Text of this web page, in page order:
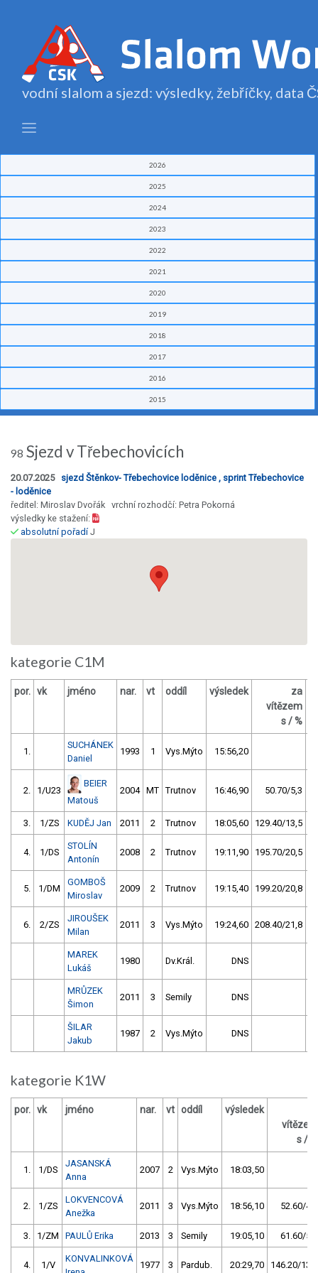
vodní slalom a sjezd: výsledky, žebříčky, data
2026
2025
2024
2023
2022
2021
2020
2019
2018
2017
2016
2015
98 Sjezd v Třebechovicích
20.07.2025 sjezd Štěnkov- Třebechovice loděnice , sprint Třebechovice
- loděnice
ředitel: Miroslav Dvořák vrchní rozhodčí: Petra Pokorná
výsledky ke stažení:
absolutní pořadíJ
kategorie C1M
por. vk jméno nar. vt oddíl výsledek
za
vítězem
s / %
1.
SUCHÁNEK
Daniel
1993 1 Vys.Mýto 15:56,20
2. 1/U23
BEIER
Matouš
2004 MT Trutnov 16:46,90 50.70/5,3
3. 1/ZS KUDĚJ Jan 2011 2 Trutnov 18:05,60 129.40/13,5
4. 1/DS
STOLÍN
Antonín
2008 2 Trutnov 19:11,90 195.70/20,5
5. 1/DM
GOMBOŠ
Miroslav
2009 2 Trutnov 19:15,40 199.20/20,8
6. 2/ZS
JIROUŠEK
Milan
2011 3 Vys.Mýto 19:24,60 208.40/21,8
MAREK
Lukáš
1980 Dv.Král. DNS
MRŮZEK
Šimon
2011 3 Semily DNS
ŠILAR
Jakub
1987 2 Vys.Mýto DNS
kategorie K1W
por. vk jméno nar. vt oddíl výsledek
vítězem
s / %
1. 1/DS
JASANSKÁ
Anna
2007 2 Vys.Mýto 18:03,50
2. 1/ZS
LOKVENCOVÁ
Anežka
2011 3 Vys.Mýto 18:56,10 52.60/4,9
3. 1/ZM PAULŮ Erika 2013 3 Semily 19:05,10 61.60/5,7
4. 1/V
KONVALINKOVÁ
1977 3 Pardub. 20:29,70 146.20/13,5